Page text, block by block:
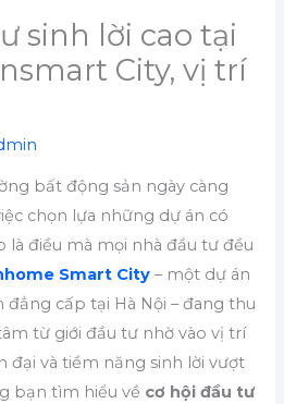
sinh lời cao tại
City, vị trí
bất động sản ngày càng
chọn lựa những dự án có
là điều mà mọi nhà đầu tư đều
Smart City – một dự án
cấp tại Hà Nội – đang thu
từ giới đầu tư nhờ vào vị trí
đại và tiềm năng sinh lời vượt
bạn tìm hiểu về cơ hội đầu tư